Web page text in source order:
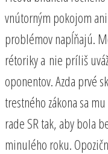
vnútorným pokojom
problémov napĺňajú.
rétoriky a nie príliš
oponentov. Azda prvé
trestného zákona sa
rade SR tak, aby bola
minulého roku.